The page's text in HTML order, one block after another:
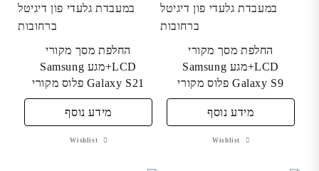
החלפת מסך מקורי
LCD+מגע Samsung
Galaxy S9 פלוס מקורי
מידע נוסף
Wishlist
החלפת מסך מקורי
LCD+מגע Samsung
Galaxy S21 פלוס מקורי
מידע נוסף
Wishlist